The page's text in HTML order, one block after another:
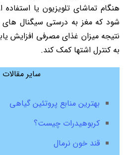
هنگام تماشای تلویزیون یا
شود که مغز به درستی سیگنال های
نتیجه میزان غذای مصرفی افزایش
به کنترل اشتها کمک کند.
سایر مقالات
بهترین منابع پروتئین گیاهی
کربوهیدرات چیست؟
قند خون نرمال